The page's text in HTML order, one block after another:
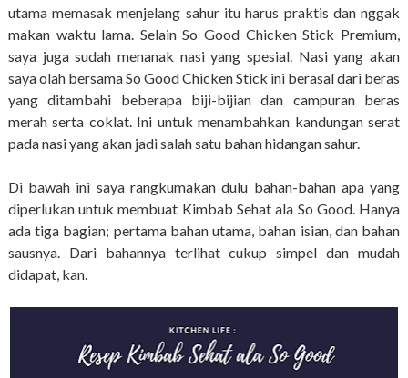
utama memasak menjelang sahur itu harus praktis dan nggak
makan waktu lama. Selain So Good Chicken Stick Premium,
saya juga sudah menanak nasi yang spesial. Nasi yang akan
saya olah bersama So Good Chicken Stick ini berasal dari beras
yang ditambahi beberapa biji-bijian dan campuran beras
merah serta coklat. Ini untuk menambahkan kandungan serat
pada nasi yang akan jadi salah satu bahan hidangan sahur.
Di bawah ini saya rangkumakan dulu bahan-bahan apa yang
diperlukan untuk membuat Kimbab Sehat ala So Good. Hanya
ada tiga bagian; pertama bahan utama, bahan isian, dan bahan
sausnya. Dari bahannya terlihat cukup simpel dan mudah
didapat, kan.